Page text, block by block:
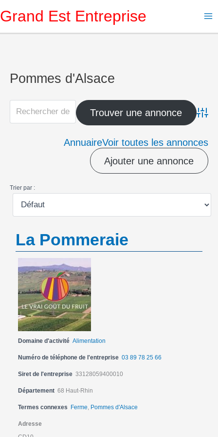
au
Grand Est Entreprise
Pommes d'Alsace
AnnuaireVoir toutes les annonces
Ajouter une annonce
Trier par :
La Pommeraie
Domaine d'activité Alimentation
Numéro de téléphone de l'entreprise 03 89 78 25 66
Siret de l'entreprise 33128059400010
Département 68 Haut-Rhin
Termes connexes Ferme, Pommes d'Alsace
Adresse